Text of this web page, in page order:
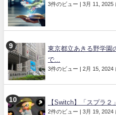
3件のビュー | 3月 11, 2025
東京都立あきる野学園
で...
3件のビュー | 2月 15, 2024
【Switch】「スプラ２
2件のビュー | 3月 19, 2024